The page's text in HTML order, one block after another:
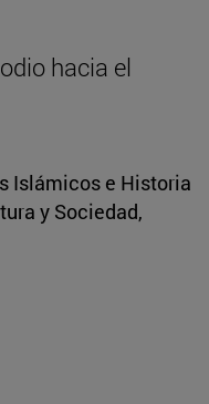
hacia el
Islámicos e Historia
y Sociedad,